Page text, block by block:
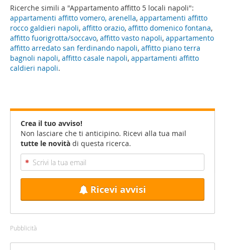
Ricerche simili a "Appartamento affitto 5 locali napoli":
appartamenti affitto vomero, arenella, appartamenti affitto
rocco galdieri napoli, affitto orazio, affitto domenico fontana,
affitto fuorigrotta/soccavo, affitto vasto napoli, appartamento
affitto arredato san ferdinando napoli, affitto piano terra
bagnoli napoli, affitto casale napoli, appartamenti affitto
caldieri napoli.
Crea il tuo avviso!
Non lasciare che ti anticipino. Ricevi alla tua mail
tutte le novità di questa ricerca.
Ricevi avvisi
Pubblicità